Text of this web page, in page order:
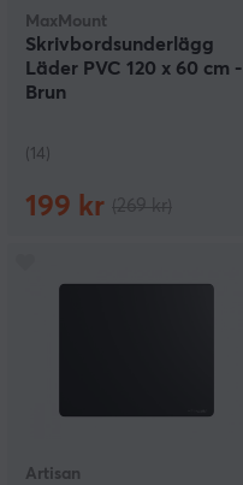
MaxMount
Skrivbordsunderlägg
Läder PVC 120 x 60 cm -
Brun
(14)
199 kr
Artisan